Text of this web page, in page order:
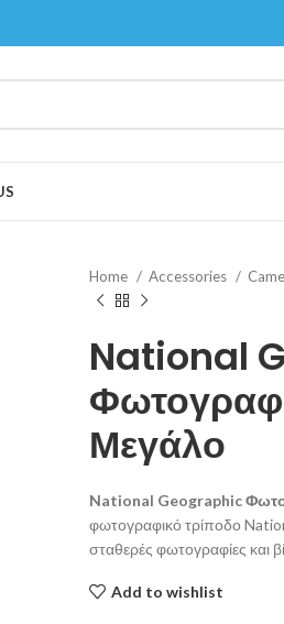
Home Accessories
National
Μεγάλο
National Geographic
φωτογραφικό τρίποδο
σταθερές φωτογραφίες και
Add to wishlist